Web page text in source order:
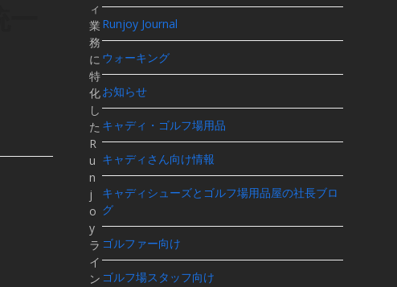
Runjoy Journal
ウォーキング
お知らせ
キャディ・ゴルフ場用品
キャディさん向け情報
キャディシューズとゴルフ場用品屋の社長ブロ
グ
ゴルファー向け
ゴルフ場スタッフ向け
ィ
業
務
に
特
化
し
た
R
u
n
j
o
y
ラ
イ
ン